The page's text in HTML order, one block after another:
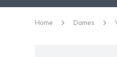
Home Dames